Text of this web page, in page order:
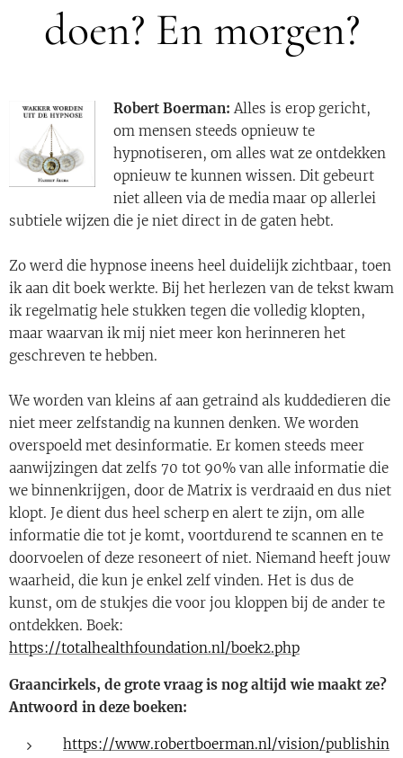
doen? En morgen?
Robert Boerman: Alles is erop gericht,
om mensen steeds opnieuw te
hypnotiseren, om alles wat ze ontdekken
opnieuw te kunnen wissen. Dit gebeurt
niet alleen via de media maar op allerlei
subtiele wijzen die je niet direct in de gaten hebt.
Zo werd die hypnose ineens heel duidelijk zichtbaar, toen
ik aan dit boek werkte. Bij het herlezen van de tekst kwam
ik regelmatig hele stukken tegen die volledig klopten,
maar waarvan ik mij niet meer kon herinneren het
geschreven te hebben.
We worden van kleins af aan getraind als kuddedieren die
niet meer zelfstandig na kunnen denken. We worden
overspoeld met desinformatie. Er komen steeds meer
aanwijzingen dat zelfs 70 tot 90% van alle informatie die
we binnenkrijgen, door de Matrix is verdraaid en dus niet
klopt. Je dient dus heel scherp en alert te zijn, om alle
informatie die tot je komt, voortdurend te scannen en te
doorvoelen of deze resoneert of niet. Niemand heeft jouw
waarheid, die kun je enkel zelf vinden. Het is dus de
kunst, om de stukjes die voor jou kloppen bij de ander te
ontdekken. Boek:
https://totalhealthfoundation.nl/boek2.php
Graancirkels, de grote vraag is nog altijd wie maakt ze?
Antwoord in deze boeken:
https://www.robertboerman.nl/vision/publishin